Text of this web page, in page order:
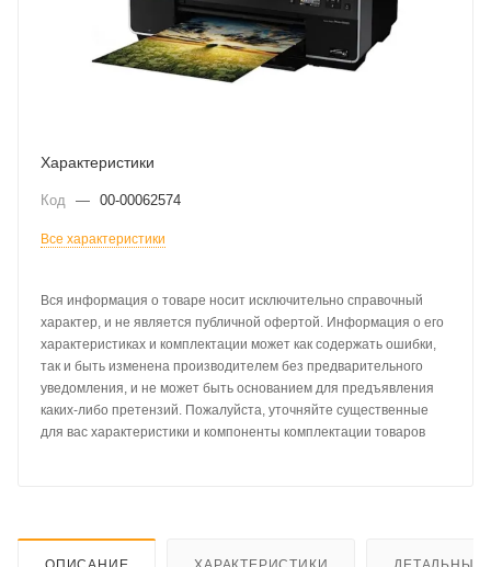
Характеристики
Код — 00-00062574
Все характеристики
Вся информация о товаре носит исключительно справочный
характер, и не является публичной офертой. Информация о его
характеристиках и комплектации может как содержать ошибки,
так и быть изменена производителем без предварительного
уведомления, и не может быть основанием для предъявления
каких-либо претензий. Пожалуйста, уточняйте существенные
для вас характеристики и компоненты комплектации товаров